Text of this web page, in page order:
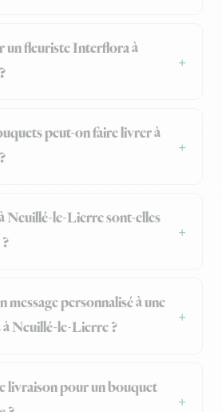
un fleuriste Interflora à
peut-on faire livrer à
Neuillé-le-Lierre sont-elles
message personnalisé à une
Neuillé-le-Lierre ?
livraison pour un bouquet